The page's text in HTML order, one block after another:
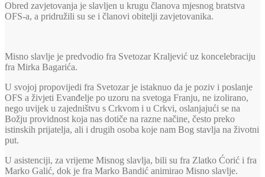
Obred zavjetovanja je slavljen u krugu članova mjesnog bratstva
OFS-a, a pridružili su se i članovi obitelji zavjetovanika.
Misno slavlje je predvodio fra Svetozar Kraljević uz koncelebraciju
fra Mirka Bagarića.
U svojoj propovijedi fra Svetozar je istaknuo da je poziv i poslanje
OFS a živjeti Evanđelje po uzoru na svetoga Franju, ne izolirano,
nego uvijek u zajedništvu s Crkvom i u Crkvi, oslanjajući se na
Božju providnost koja nas dotiče na razne načine, često preko
istinskih prijatelja, ali i drugih osoba koje nam Bog stavlja na životni
put.
U asistenciji, za vrijeme Misnog slavlja, bili su fra Zlatko Ćorić i fra
Marko Galić, dok je fra Marko Bandić animirao Misno slavlje.